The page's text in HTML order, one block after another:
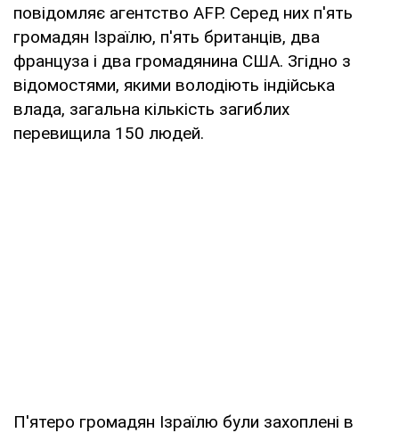
повідомляє агентство AFP. Серед них п'ять
громадян Ізраїлю, п'ять британців, два
француза і два громадянина США. Згідно з
відомостями, якими володіють індійська
влада, загальна кількість загиблих
перевищила 150 людей.
П'ятеро громадян Ізраїлю були захоплені в